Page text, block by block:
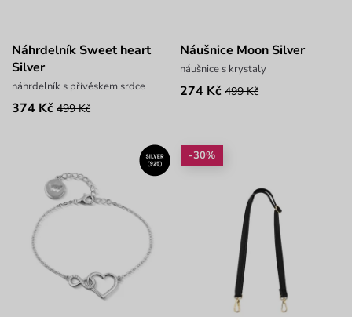
Náhrdelník Sweet heart
Silver
náhrdelník s přívěskem srdce
374 Kč 499 Kč
Náušnice Moon Silver
náušnice s krystaly
274 Kč 499 Kč
-30%